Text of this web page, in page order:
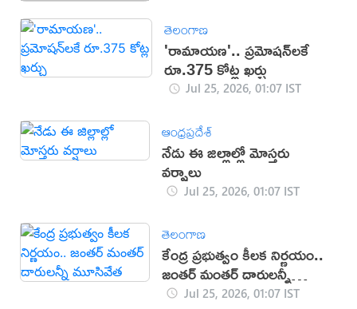
తెలంగాణ
'రామాయణ'.. ప్రమోషన్‌లకే
రూ.375 కోట్ల ఖర్చు
Jul 25, 2026, 01:07 IST
ఆంధ్రప్రదేశ్
నేడు ఈ జిల్లాల్లో మోస్తరు
వర్షాలు
Jul 25, 2026, 01:07 IST
తెలంగాణ
కేంద్ర ప్రభుత్వం కీలక నిర్ణయం..
జంతర్ మంతర్ దారులన్నీ
మూసివేత
Jul 25, 2026, 01:07 IST